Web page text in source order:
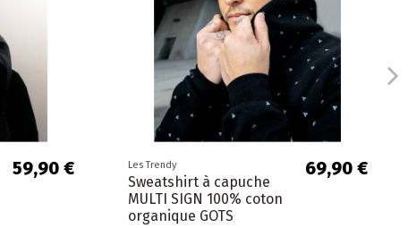
59,90 € Les Trendy
Sweatshirt à capuche
MULTI SIGN 100% coton
organique GOTS
69,90 €